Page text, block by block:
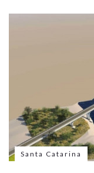
Santa Catarina